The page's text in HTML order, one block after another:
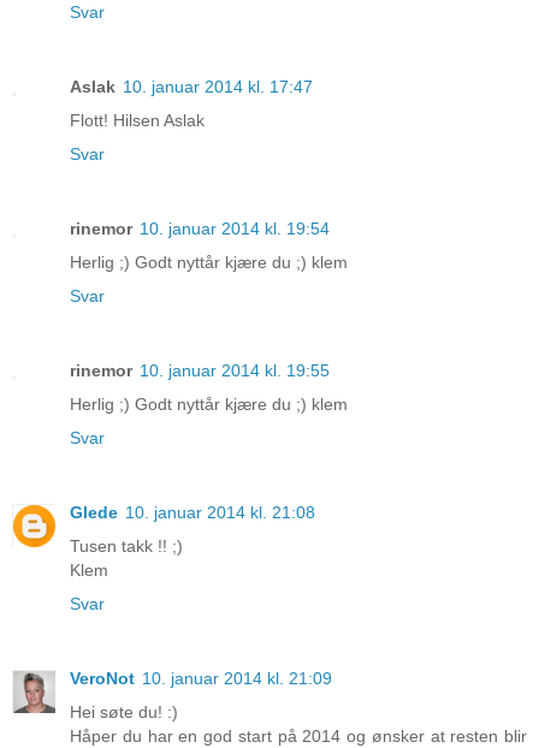
Svar
Aslak 10. januar 2014 kl. 17:47
Flott! Hilsen Aslak
Svar
rinemor 10. januar 2014 kl. 19:54
Herlig ;) Godt nyttår kjære du ;) klem
Svar
rinemor 10. januar 2014 kl. 19:55
Herlig ;) Godt nyttår kjære du ;) klem
Svar
Glede 10. januar 2014 kl. 21:08
Tusen takk !! ;)
Klem
Svar
VeroNot 10. januar 2014 kl. 21:09
Hei søte du! :)
Håper du har en god start på 2014 og ønsker at resten blir